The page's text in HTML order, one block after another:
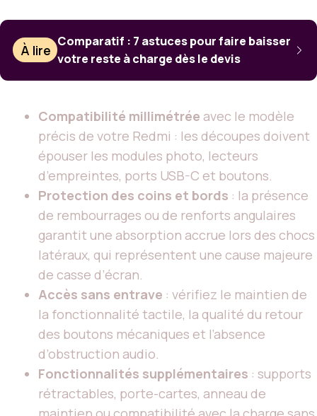
À lire
Comparatif : 7 astuces pour faire baisser
votre reste à charge dès le devis
Compatibilité millimétrée avec le modèle
précis de votre Redmi : les découpes doivent
épouser les modules photo, lecteurs
d’empreintes, ports USB-C et boutons.
Protection des coins et bords : la présence
de rembourrages ou de renforts angulaires
garantit une absorption accrue lors des chocs
latéraux, qui représentent une cause majeure
de casse d’écran.
Accès sans entrave : vérifiez le maintien de
la fonctionnalité tactile, la qualité du retour
des boutons mécaniques et l’absence
d’obstruction audio.
Fonctionnalités supplémentaires : supports
rétractables, porte-cartes, anneau de